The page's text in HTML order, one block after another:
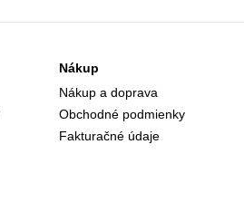
Nákup
Nákup a doprava
Obchodné podmienky
Fakturačné údaje